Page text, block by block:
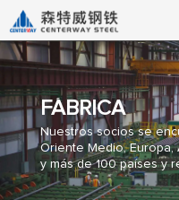
FÁBRICA
Nuestros socios se
Oriente Medio, Europa,
y más de 100 países y